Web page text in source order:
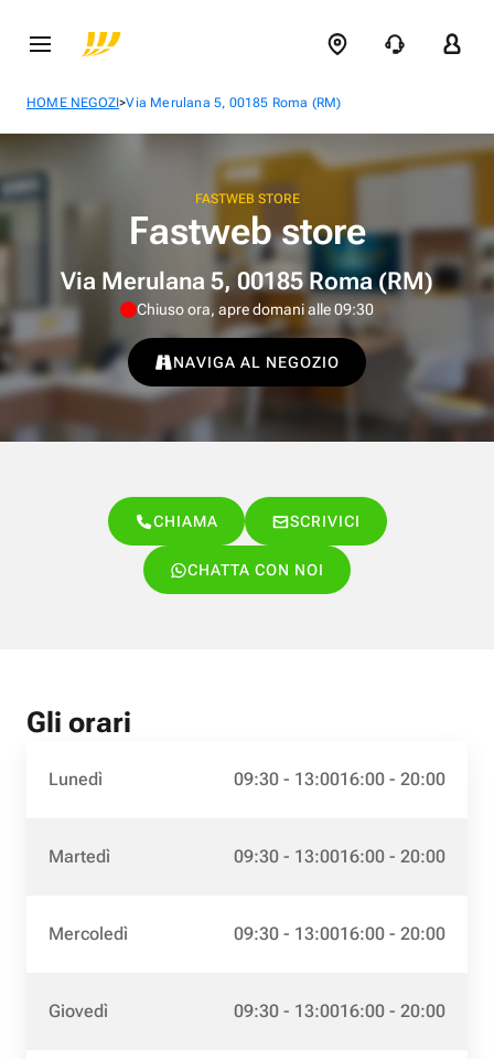
HOME NEGOZI>Via Merulana 5, 00185 Roma (RM)
FASTWEB STORE
Fastweb store
Via Merulana 5, 00185 Roma (RM)
Chiuso ora, apre domani alle 09:30
NAVIGA AL NEGOZIO
CHIAMA SCRIVICI
CHATTA CON NOI
Gli orari
Lunedì 09:30 - 13:0016:00 - 20:00
Martedì 09:30 - 13:0016:00 - 20:00
Mercoledì 09:30 - 13:0016:00 - 20:00
Giovedì 09:30 - 13:0016:00 - 20:00